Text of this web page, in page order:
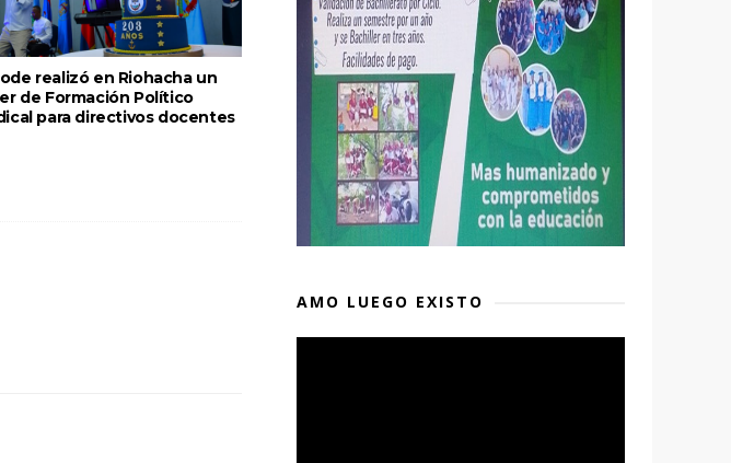
realizó en Riohacha un
de Formación Político
para directivos docentes
AMO LUEGO EXISTO